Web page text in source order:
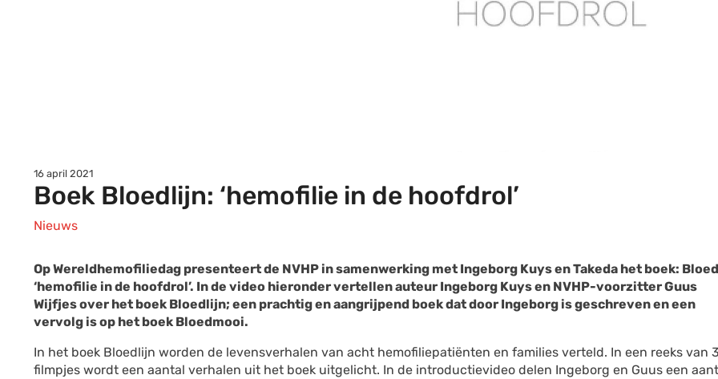
16 april 2021
Boek Bloedlijn: ‘hemofilie in de hoofdrol’
Nieuws
Op Wereldhemofiliedag presenteert de NVHP in samenwerking met Ingeborg Kuys en Takeda het boek:
‘hemofilie in de hoofdrol’. In de video hieronder vertellen auteur Ingeborg Kuys en NVHP-voorzitter Guus
Wijfjes over het boek Bloedlijn; een prachtig en aangrijpend boek dat door Ingeborg is geschreven en een
vervolg is op het boek Bloedmooi.
In het boek Bloedlijn worden de levensverhalen van acht hemofiliepatiënten en families verteld. In een reeks van
filmpjes wordt een aantal verhalen uit het boek uitgelicht. In de introductievideo delen Ingeborg en Guus een